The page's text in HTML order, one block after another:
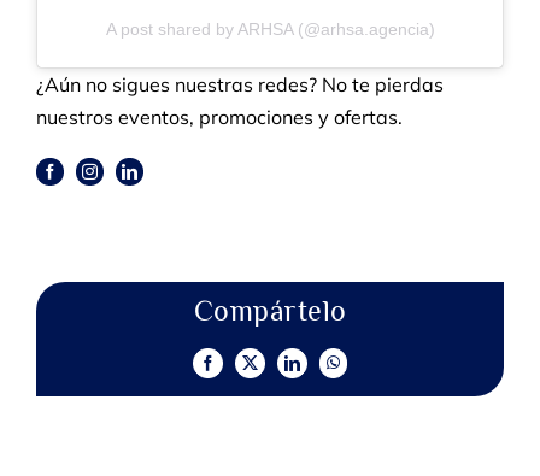
A post shared by ARHSA (@arhsa.agencia)
¿Aún no sigues nuestras redes? No te pierdas
nuestros eventos, promociones y ofertas.
Compártelo
Facebook
X LinkedInWhatsApp